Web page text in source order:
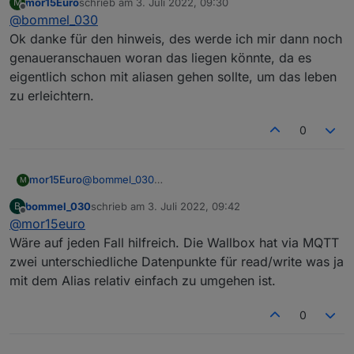
Ja
Offline zuletzt editiert von
@bommel_030
Ok danke für den hinweis, des werde ich mir dann noch
genaueranschauen woran das liegen könnte, da es
eigentlich schon mit aliasen gehen sollte, um das leben
zu erleichtern.
0
M mor15Euro@bommel_030
noch genaueranschauen woran das liegen könnte,
da es eigentlich schon mit aliasen gehen sollte, um
das leben zu erleichtern.
B
Offline
bommel_030schrieb am 3. Juli 2022, 09:42
zuletzt editiert von
@mor15euro
Wäre auf jeden Fall hilfreich. Die Wallbox hat via MQTT
zwei unterschiedliche Datenpunkte für read/write was ja
mit dem Alias relativ einfach zu umgehen ist.
0